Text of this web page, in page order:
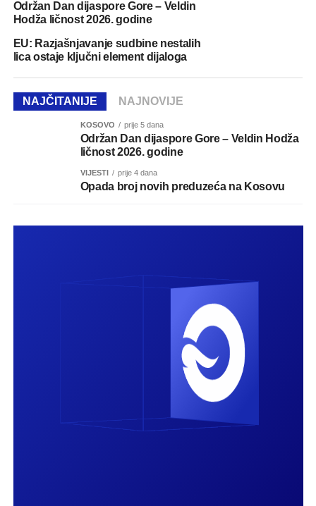
Održan Dan dijaspore Gore – Veldin
Hodža ličnost 2026. godine
EU: Razjašnjavanje sudbine nestalih
lica ostaje ključni element dijaloga
NAJČITANIJE NAJNOVIJE
KOSOVO prije 5 dana
Održan Dan dijaspore Gore – Veldin Hodža
ličnost 2026. godine
VIJESTI prije 4 dana
Opada broj novih preduzeća na Kosovu